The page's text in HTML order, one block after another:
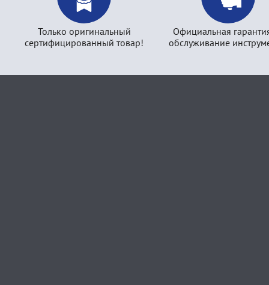
Только оригинальный
сертифицированный товар!
Официальная
обслуживание